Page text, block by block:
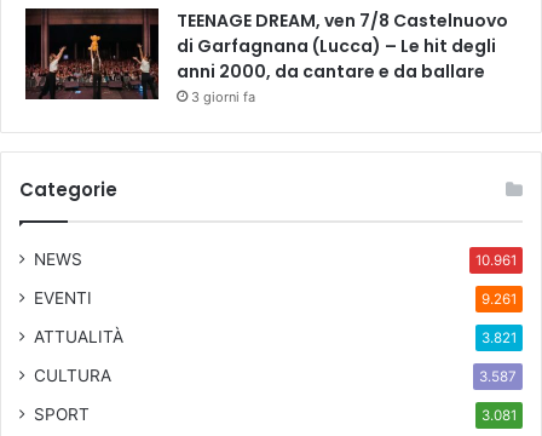
TEENAGE DREAM, ven 7/8 Castelnuovo
di Garfagnana (Lucca) – Le hit degli
anni 2000, da cantare e da ballare
3 giorni fa
Categorie
NEWS 10.961
EVENTI 9.261
ATTUALITÀ 3.821
CULTURA 3.587
SPORT 3.081